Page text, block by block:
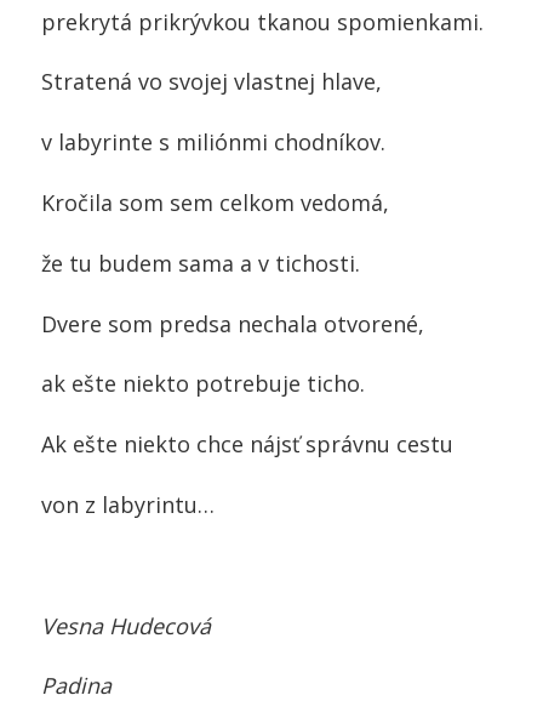
prekrytá prikrývkou tkanou spomienkami.
Stratená vo svojej vlastnej hlave,
v labyrinte s miliónmi chodníkov.
Kročila som sem celkom vedomá,
že tu budem sama a v tichosti.
Dvere som predsa nechala otvorené,
ak ešte niekto potrebuje ticho.
Ak ešte niekto chce nájsť správnu cestu
von z labyrintu…
Vesna Hudecová
Padina